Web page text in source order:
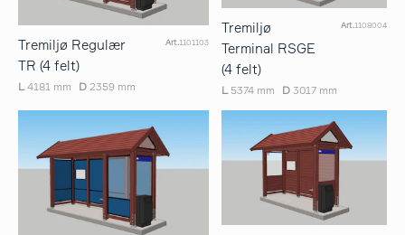
Tremiljø Regulær
TR (4 felt)
Art.1101103
L 4181 mm D 2359 mm
Tremiljø
Terminal RSGE
(4 felt)
Art.1108004
L 5374 mm D 3017 mm